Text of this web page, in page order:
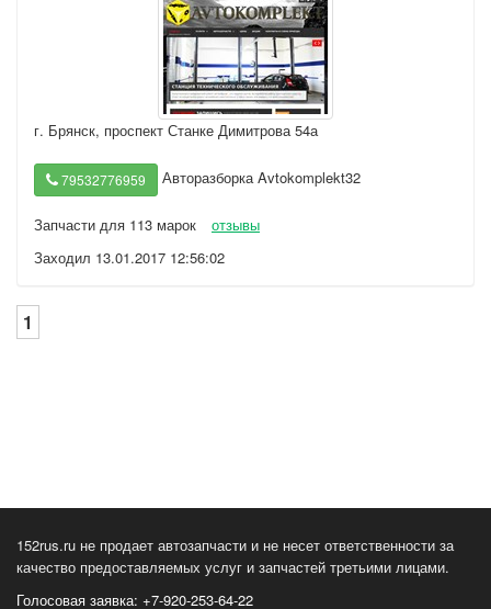
г. Брянск, проспект Станке Димитрова 54а
79532776959 Авторазборка Avtokomplekt32
Запчасти для 113 марок
отзывы
Заходил 13.01.2017 12:56:02
1
152rus.ru не продает автозапчасти и не несет ответственности за
качество предоставляемых услуг и запчастей третьими лицами.
Голосовая заявка: +7-920-253-64-22